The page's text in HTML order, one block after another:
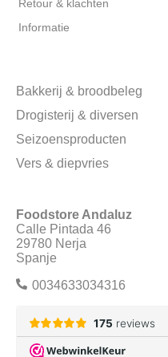
Retour & klachten
Informatie
Bakkerij & broodbeleg
Drogisterij & diversen
Seizoensproducten
Vers & diepvries
Foodstore Andaluz
Calle Pintada 46
29780 Nerja
Spanje
0034633034316